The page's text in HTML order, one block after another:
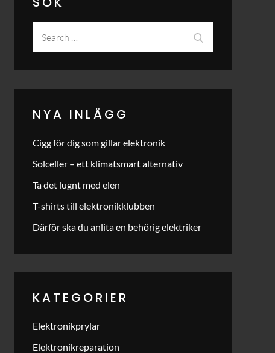
NYA INLÄGG
Cigg för dig som gillar elektronik
Solceller – ett klimatsmart alternativ
Ta det lugnt med elen
T-shirts till elektronikklubben
Därför ska du anlita en behörig elektriker
KATEGORIER
Elektronikprylar
Elektronikreparation